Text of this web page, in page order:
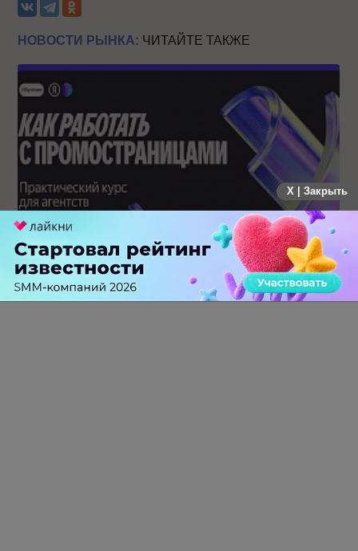
НОВОСТИ РЫНКА: ЧИТАЙТЕ ТАКЖЕ
Яндекс запустил курс по ПромоСтраницам для агентств
X | Закрыть